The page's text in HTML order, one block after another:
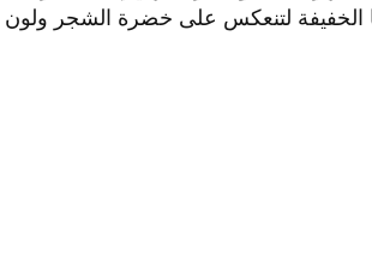
الخفيفة لتنعكس على خضرة الشجر ولون